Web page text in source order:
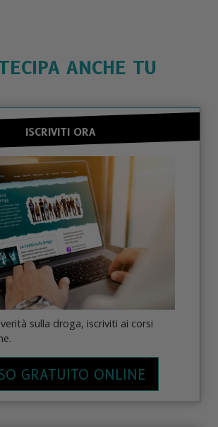
ANCHE TU
ISCRIVITI ORA
sulla droga, iscriviti ai corsi
GRATUITO ONLINE